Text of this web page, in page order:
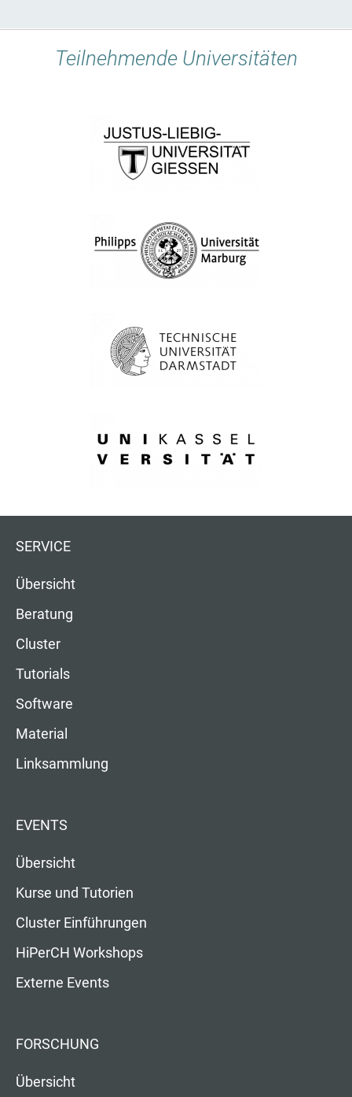
Teilnehmende Universitäten
SERVICE
Übersicht
Beratung
Cluster
Tutorials
Software
Material
Linksammlung
EVENTS
Übersicht
Kurse und Tutorien
Cluster Einführungen
HiPerCH Workshops
Externe Events
FORSCHUNG
Übersicht